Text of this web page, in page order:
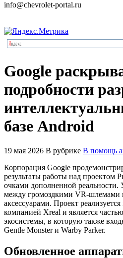
info@chevrolet-portal.ru
Google
подробности
базе Android
19 мая 2026 В рубрике В помощь
Корпорация Google
результаты работы над
очками дополненной реальности.
между громоздкими VR-шлемами
аксессуарами. Проект
компанией Xreal и является
экосистемы, в которую также
Gentle Monster и Warby Parker.
Обновленное